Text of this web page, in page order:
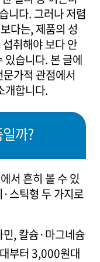
니다. 그러나 저렴
다는, 제품의 성
취해야 보다 안
있습니다. 본 글에
가적 관점에서
개합니다.
까?
서 흔히 볼 수 있
스틱형 두 가지로
, 칼슘·마그네슘
부터 3,000원대